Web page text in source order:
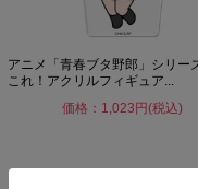
アニメ「青春ブタ野郎」シリー
これ！アクリルフィギュア...
価格：1,023円(税込)